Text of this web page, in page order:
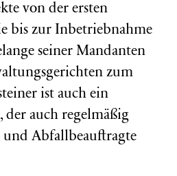
von der ersten
bis zur Inbetriebnahme
seiner Mandanten
zum
ist auch ein
der auch regelmäßig
und Abfallbeauftragte